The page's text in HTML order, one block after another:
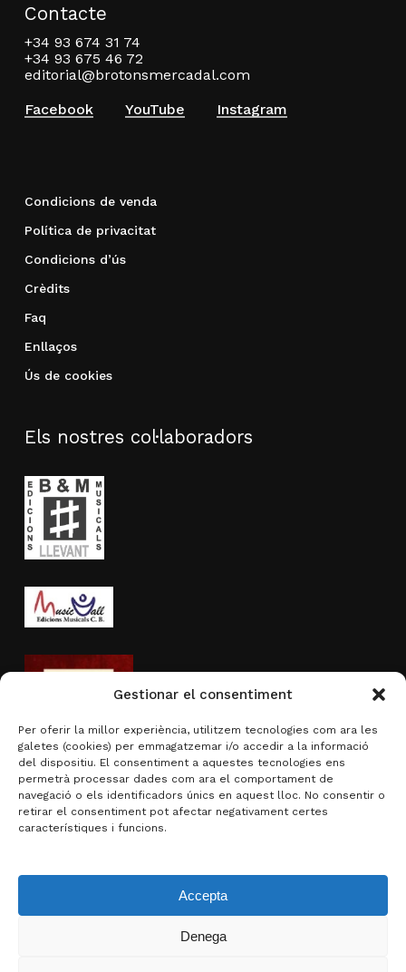
Gestionar el consentiment
Per oferir la millor experiència, utilitzem tecnologies com ara les
galetes (cookies) per emmagatzemar i/o accedir a la informació
del dispositiu. El consentiment a aquestes tecnologies ens
permetrà processar dades com ara el comportament de
navegació o els identificadors únics en aquest lloc. No consentir o
retirar el consentiment pot afectar negativament certes
característiques i funcions.
Accepta
Denega
Contacte
+34 93 674 31 74
+34 93 675 46 72
editorial@brotonsmercadal.com
Facebook
YouTube Instagram
Condicions de venda
Política de privacitat
Condicions d’ús
Crèdits
Faq
Enllaços
Ús de cookies
Els nostres col·laboradors
Activitat subvencionada per